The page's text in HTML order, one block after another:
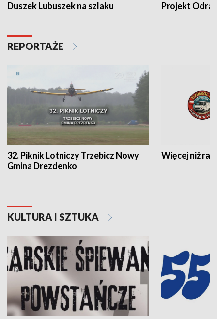
Duszek Lubuszek na szlaku Projekt Odra
REPORTAŻE
32. Piknik Lotniczy Trzebicz Nowy
Gmina Drezdenko
Więcej niż rajd
KULTURA I SZTUKA